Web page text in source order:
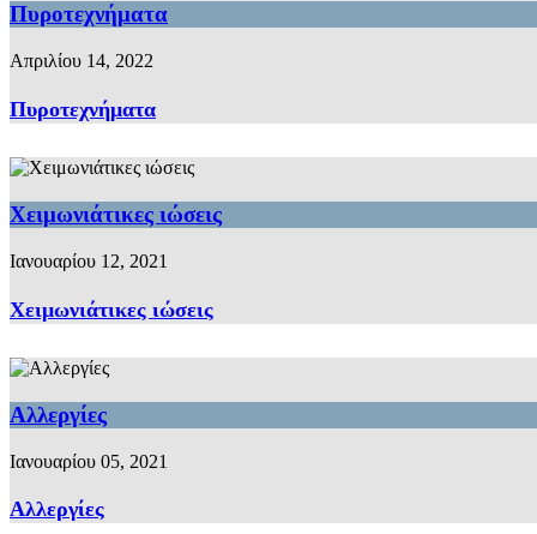
Πυροτεχνήματα
Απριλίου 14, 2022
Πυροτεχνήματα
Χειμωνιάτικες ιώσεις
Ιανουαρίου 12, 2021
Χειμωνιάτικες ιώσεις
Αλλεργίες
Ιανουαρίου 05, 2021
Αλλεργίες